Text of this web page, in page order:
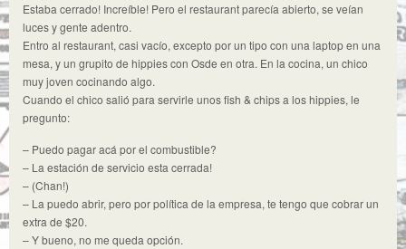
Estaba cerrado! Increíble! Pero el restaurant parecía abierto, se veían
luces y gente adentro.
Entro al restaurant, casi vacío, excepto por un tipo con una laptop en una
mesa, y un grupito de hippies con Osde en otra. En la cocina, un chico
muy joven cocinando algo.
Cuando el chico salió para servirle unos fish & chips a los hippies, le
pregunto:
– Puedo pagar acá por el combustible?
– La estación de servicio esta cerrada!
– (Chan!)
– La puedo abrir, pero por política de la empresa, te tengo que cobrar un
extra de $20.
– Y bueno, no me queda opción.